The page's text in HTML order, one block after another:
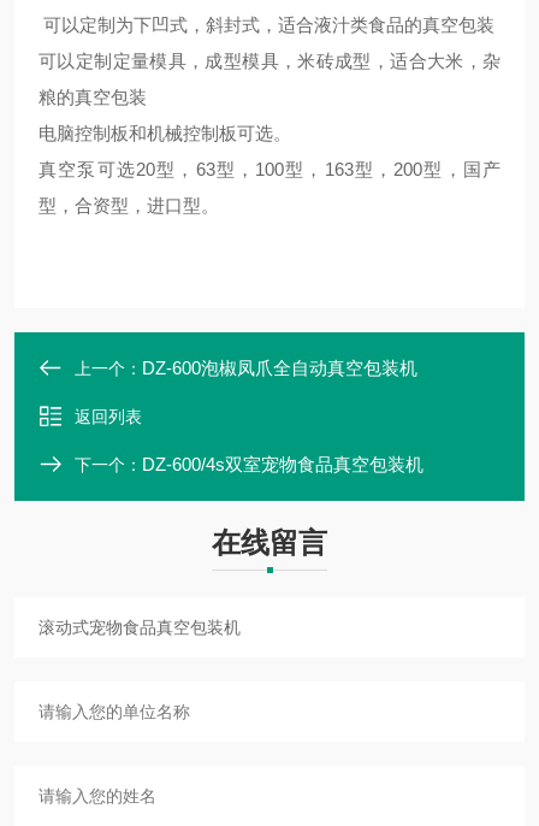
可以定制为下凹式，斜封式，适合液汁类食品的真空包装
可以定制定量模具，成型模具，米砖成型，适合大米，杂
粮的真空包装
电脑控制板和机械控制板可选。
真空泵可选20型，63型，100型，163型，200型，国产
型，合资型，进口型。
上一个： DZ-600泡椒凤爪全自动真空包装机
返回列表
下一个： DZ-600/4s双室宠物食品真空包装机
在线留言